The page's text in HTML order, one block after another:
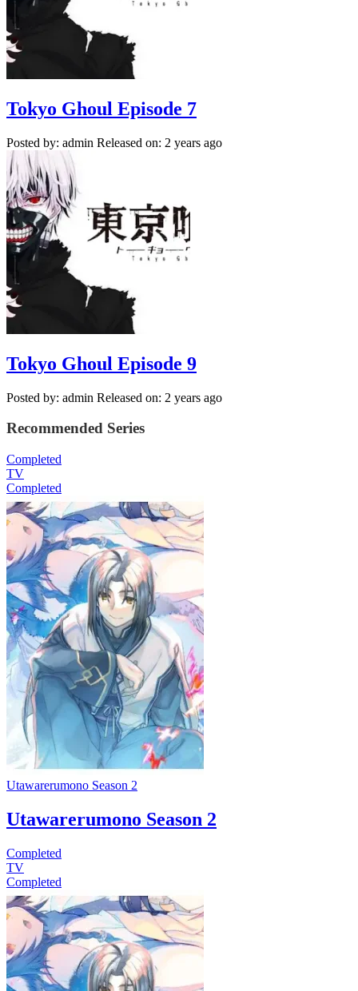
Tokyo Ghoul Episode 7
Posted by: admin Released on: 2 years ago
Tokyo Ghoul Episode 9
Posted by: admin Released on: 2 years ago
Recommended Series
Completed
TV
Completed
Utawarerumono Season 2
Utawarerumono Season 2
Completed
TV
Completed